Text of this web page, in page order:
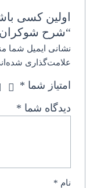
اولین کسی
“شرح
نشانی ایمیل شما
علامت‌گذاری
امتیاز شما *
دیدگاه شما *
نام *